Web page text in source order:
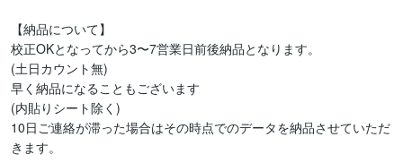
【納品について】
校正OKとなってから3〜7営業日前後納品となります。
(土日カウント無)
早く納品になることもございます
(内貼りシート除く)
10日ご連絡が滞った場合はその時点でのデータを納品させていただ
きます。